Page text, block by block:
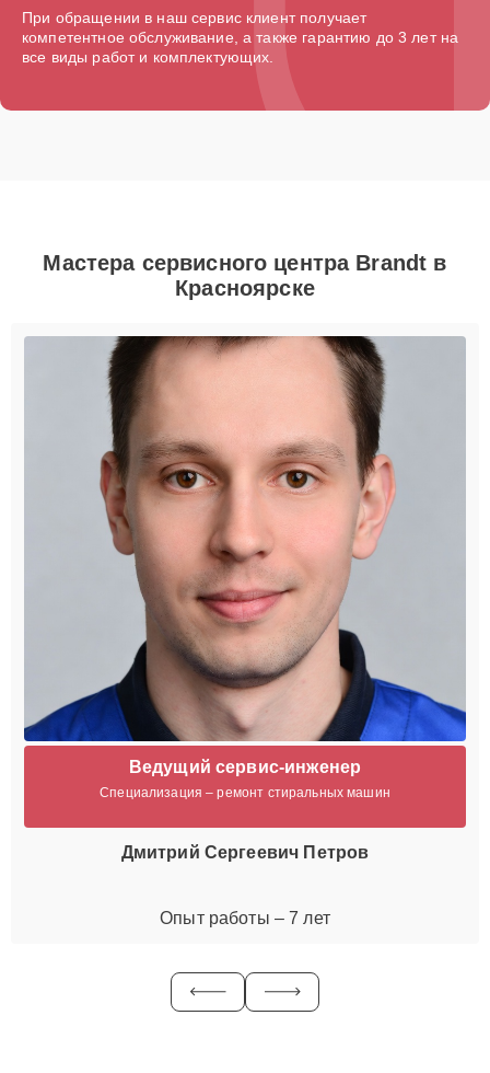
При обращении в наш сервис клиент получает
компетентное обслуживание, а также гарантию до 3 лет на
все виды работ и комплектующих.
Мастера сервисного центра Brandt в
Красноярске
Ведущий сервис-инженер
Специализация – ремонт стиральных машин
Дмитрий Сергеевич Петров
Опыт работы – 7 лет